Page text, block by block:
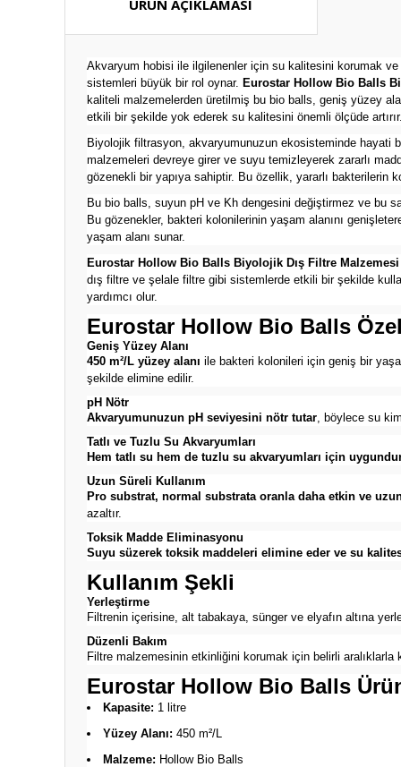
ÜRÜN AÇIKLAMASI
Akvaryum hobisi ile ilgilenenler için su kalitesini korumak ve
sistemleri büyük bir rol oynar. Eurostar Hollow Bio Balls
kaliteli malzemelerden üretilmiş bu bio balls, geniş yüzey
etkili bir şekilde yok ederek su kalitesini önemli ölçüde artırır.
Biyolojik filtrasyon, akvaryumunuzun ekosisteminde hayati
malzemeleri devreye girer ve suyu temizleyerek zararlı
gözenekli bir yapıya sahiptir. Bu özellik, yararlı bakterilerin
Bu bio balls, suyun pH ve Kh dengesini değiştirmez ve bu
Bu gözenekler, bakteri kolonilerinin yaşam alanını
yaşam alanı sunar.
Eurostar Hollow Bio Balls Biyolojik Dış Filtre
dış filtre ve şelale filtre gibi sistemlerde etkili bir şekilde
yardımcı olur.
Eurostar Hollow Bio Balls
Geniş Yüzey Alanı
450 m²/L yüzey alanı ile bakteri kolonileri için geniş bir
şekilde elimine edilir.
pH Nötr
Akvaryumunuzun pH seviyesini nötr tutar, böylece su
Tatlı ve Tuzlu Su Akvaryumları
Hem tatlı su hem de tuzlu su akvaryumları için
Uzun Süreli Kullanım
Pro substrat, normal substrata oranla daha etkin ve
azaltır.
Toksik Madde Eliminasyonu
Suyu süzerek toksik maddeleri elimine eder ve su
Kullanım Şekli
Yerleştirme
Filtrenin içerisine, alt tabakaya, sünger ve elyafın altına
Düzenli Bakım
Filtre malzemesinin etkinliğini korumak için belirli
Eurostar Hollow Bio Balls
Kapasite: 1 litre
Yüzey Alanı: 450 m²/L
Malzeme: Hollow Bio Balls